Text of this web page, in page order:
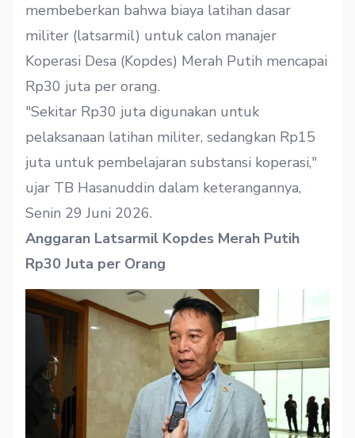
membeberkan bahwa biaya latihan dasar
militer (latsarmil) untuk calon manajer
Koperasi Desa (Kopdes) Merah Putih mencapai
Rp30 juta per orang.
"Sekitar Rp30 juta digunakan untuk
pelaksanaan latihan militer, sedangkan Rp15
juta untuk pembelajaran substansi koperasi,"
ujar TB Hasanuddin dalam keterangannya,
Senin 29 Juni 2026.
Anggaran Latsarmil Kopdes Merah Putih
Rp30 Juta per Orang